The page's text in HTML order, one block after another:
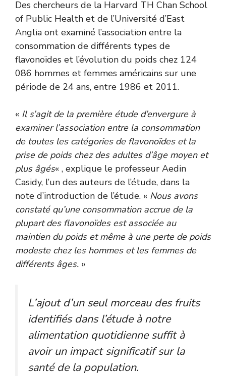
Des chercheurs de la Harvard TH Chan School
of Public Health et de l’Université d’East
Anglia ont examiné l’association entre la
consommation de différents types de
flavonoïdes et l’évolution du poids chez 124
086 hommes et femmes américains sur une
période de 24 ans, entre 1986 et 2011.
« Il s’agit de la première étude d’envergure à
examiner l’association entre la consommation
de toutes les catégories de flavonoïdes et la
prise de poids chez des adultes d’âge moyen et
plus âgés« , explique le professeur Aedin
Casidy, l’un des auteurs de l’étude, dans la
note d’introduction de l’étude. « Nous avons
constaté qu’une consommation accrue de la
plupart des flavonoïdes est associée au
maintien du poids et même à une perte de poids
modeste chez les hommes et les femmes de
différents âges. »
L’ajout d’un seul morceau des fruits
identifiés dans l’étude à notre
alimentation quotidienne suffit à
avoir un impact significatif sur la
santé de la population.